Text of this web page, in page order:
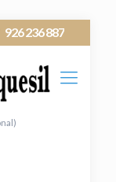
926 236 887